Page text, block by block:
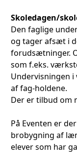
Skoledagen/
Den faglige
og tager afsæt i
forudsætninger.
som f.eks.
Undervisningen
af fag-holdene.
Der er tilbud om
På Eventen er
brobygning af
elever som har